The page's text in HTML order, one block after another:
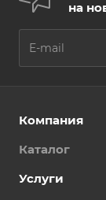
на
Компания
Каталог
Услуги